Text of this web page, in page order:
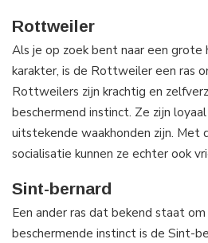
Rottweiler
Als je op zoek bent naar een grote
karakter, is de Rottweiler een ras
Rottweilers zijn krachtig en
beschermend instinct. Ze zijn
uitstekende waakhonden zijn. Met
socialisatie kunnen ze echter ook
Sint-bernard
Een ander ras dat bekend staat
beschermende instinct is de Sint-